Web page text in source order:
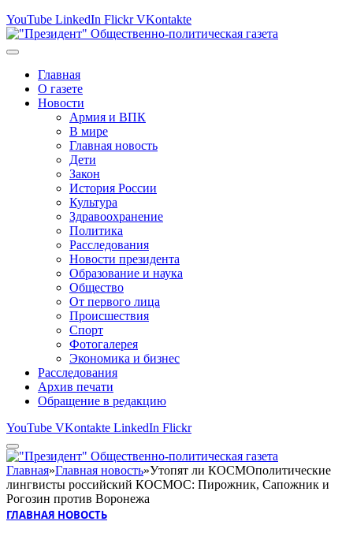
YouTube LinkedIn Flickr VKontakte
Главная
О газете
Новости
Армия и ВПК
В мире
Главная новость
Дети
Закон
История России
Культура
Здравоохранение
Политика
Расследования
Новости президента
Образование и наука
Общество
От первого лица
Происшествия
Спорт
Фотогалерея
Экономика и бизнес
Расследования
Архив печати
Обращение в редакцию
YouTube VKontakte LinkedIn Flickr
Главная»Главная новость»Утопят ли КОСМОполитические
лингвисты российский КОСМОС: Пирожник, Сапожник и
Рогозин против Воронежа
ГЛАВНАЯ НОВОСТЬ